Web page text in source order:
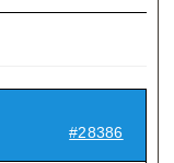
#28386